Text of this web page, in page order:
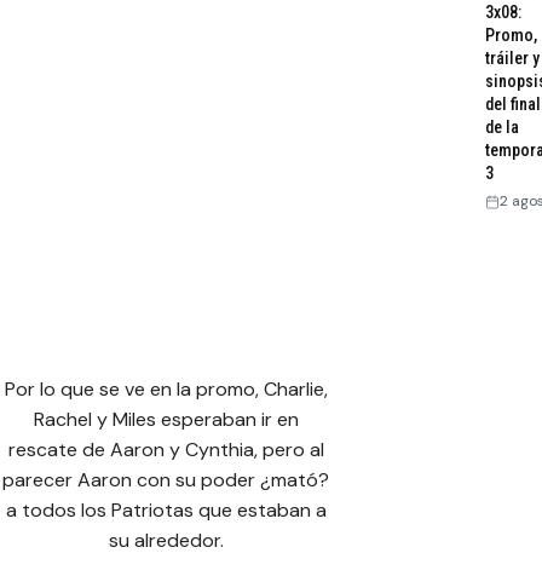
Por lo que se ve en la promo, Charlie,
Rachel y Miles esperaban ir en
rescate de Aaron y Cynthia, pero al
parecer Aaron con su poder ¿mató?
a todos los Patriotas que estaban a
su alrededor.
3x08:
Promo,
tráiler y
del final
de la
3
2